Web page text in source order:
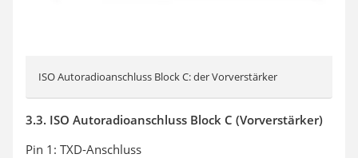
ISO Autoradioanschluss Block C: der Vorverstärker
3.3. ISO Autoradioanschluss Block C (Vorverstärker)
Pin 1: TXD-Anschluss